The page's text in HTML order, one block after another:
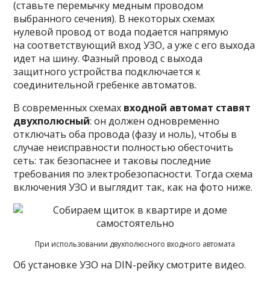
(ставьте перемычку медным проводом
выбранного сечения). В некоторых схемах
нулевой провод от вода подается напрямую
на соответствующий вход УЗО, а уже с его выхода
идет на шину. Фазный провод с выхода
защитного устройства подключается к
соединительной гребенке автоматов.
В современных схемах входной автомат ставят
двухполюсный: он должен одновременно
отключать оба провода (фазу и ноль), чтобы в
случае неисправности полностью обесточить
сеть: так безопаснее и таковы последние
требования по электробезопасности. Тогда схема
включения УЗО и выглядит так, как на фото ниже.
При использовании двухполюсного входного автомата
Об установке УЗО на DIN-рейку смотрите видео.